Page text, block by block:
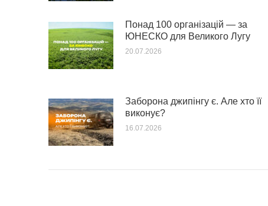
Понад 100 організацій — за
ЮНЕСКО для Великого Лугу
20.07.2026
Заборона джипінгу є. Але хто її
виконує?
16.07.2026